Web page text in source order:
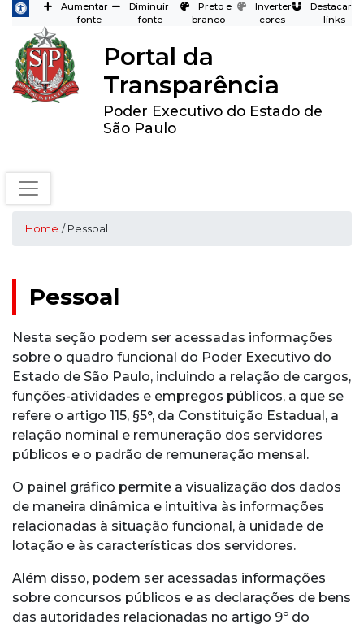
Aumentar
fonte
Diminuir
fonte
Preto e
branco
Inverter
cores
Destacar
links
Portal da
Transparência
Poder Executivo do Estado de
São Paulo
Home / Pessoal
Pessoal
Nesta seção podem ser acessadas informações
sobre o quadro funcional do Poder Executivo do
Estado de São Paulo, incluindo a relação de cargos,
funções-atividades e empregos públicos, a que se
refere o artigo 115, §5°, da Constituição Estadual, a
relação nominal e remuneração dos servidores
públicos e o padrão de remuneração mensal.
O painel gráfico permite a visualização dos dados
de maneira dinâmica e intuitiva às informações
relacionadas à situação funcional, à unidade de
lotação e às características dos servidores.
Além disso, podem ser acessadas informações
sobre concursos públicos e as declarações de bens
das autoridades relacionadas no artigo 9º do